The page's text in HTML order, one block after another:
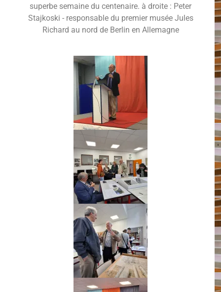
superbe semaine du centenaire. à droite : Peter
Stajkoski - responsable du premier musée Jules
Richard au nord de Berlin en Allemagne